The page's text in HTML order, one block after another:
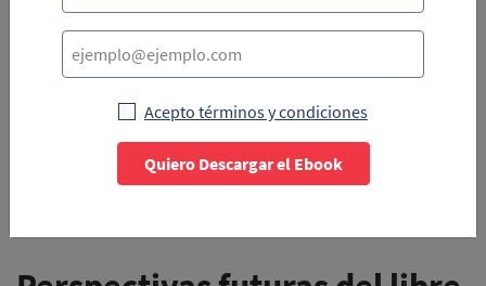
recursos naturales y la degradación medioambiental.
incorporen consideraciones ambientales y promuevan
prácticas comerciales sostenibles. Esto implica establecer
estándares ambientales, normas de producción sostenibles y
Acepto términos y condiciones
Quiero Descargar el Ebook